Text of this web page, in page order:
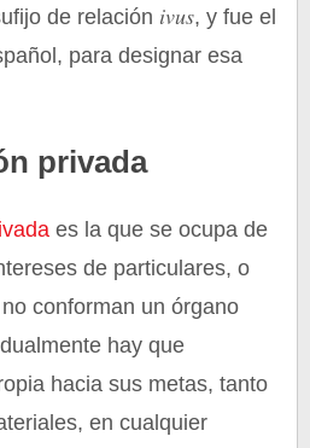
de relación ivus, y fue el
para designar esa
privada
es la que se ocupa de
de particulares, o
conforman un órgano
hay que
hacia sus metas, tanto
en cualquier